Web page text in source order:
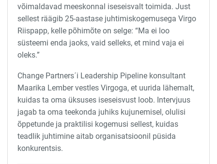
võimaldavad meeskonnal iseseisvalt toimida. Just
sellest räägib 25-aastase juhtimiskogemusega Virgo
Riispapp, kelle põhimõte on selge: “Ma ei loo
süsteemi enda jaoks, vaid selleks, et mind vaja ei
oleks.”
Change Partners´i Leadership Pipeline konsultant
Maarika Lember vestles Virgoga, et uurida lähemalt,
kuidas ta oma üksuses iseseisvust loob. Intervjuus
jagab ta oma teekonda juhiks kujunemisel, olulisi
õppetunde ja praktilisi kogemusi sellest, kuidas
teadlik juhtimine aitab organisatsioonil püsida
konkurentsis.